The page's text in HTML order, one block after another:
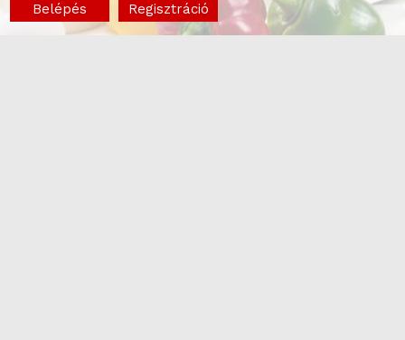
Belépés Regisztráció